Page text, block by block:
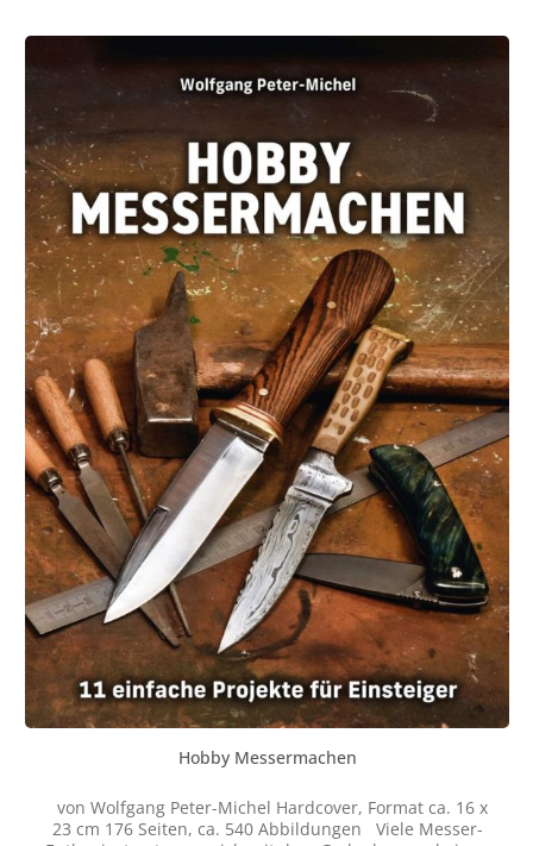
Hobby Messermachen
von Wolfgang Peter-Michel Hardcover, Format ca. 16 x
23 cm 176 Seiten, ca. 540 Abbildungen Viele Messer-